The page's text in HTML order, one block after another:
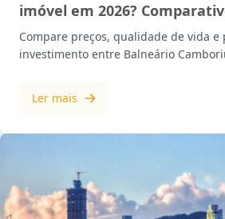
imóvel em 2026?
Mazzotti
Compare preços, qualidade de vida e
investimento entre Balneário
Ler mais